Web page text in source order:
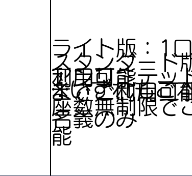
ライト版：1
利用可能
スタンダード
までご利用可
アンリミテッ
座数無制限で
能
※いずれもご
名義のみ